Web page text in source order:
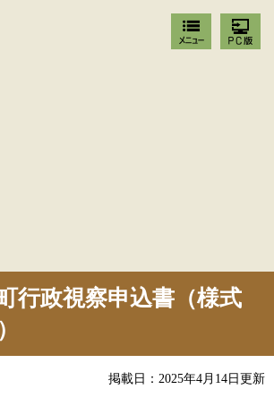
行政視察申込書（様式
掲載日：2025年4月14日更新